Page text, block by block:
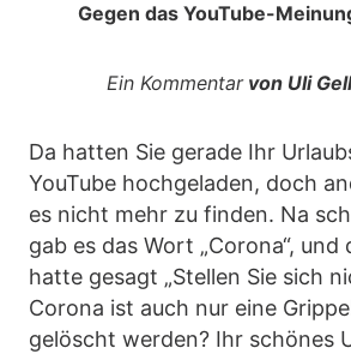
Gegen das YouTube-
Ein Kommentarvon Uli
Da hatten Sie gerade Ihr
YouTube hochgeladen, doch
es nicht mehr zu finden. Na
gab es das Wort „Corona“,
hatte gesagt „Stellen Sie sich
Corona ist auch nur eine
gelöscht werden? Ihr schönes